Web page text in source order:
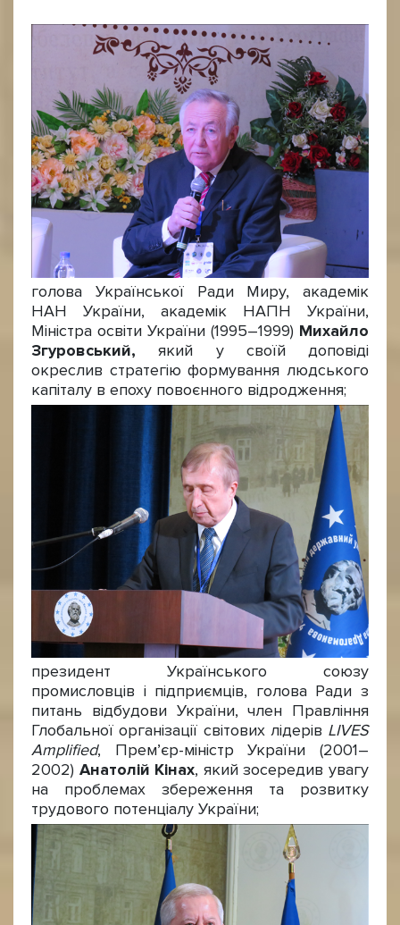
голова Української Ради Миру, академік
НАН України, академік НАПН України,
Міністра освіти України (1995–1999) Михайло
Згуровський, який у своїй доповіді
окреслив стратегію формування людського
капіталу в епоху повоєнного відродження;
президент Українського союзу
промисловців і підприємців, голова Ради з
питань відбудови України, член Правління
Глобальної організації світових лідерів LIVES
Amplified, Прем’єр-міністр України (2001–
2002) Анатолій Кінах, який зосередив увагу
на проблемах збереження та розвитку
трудового потенціалу України;